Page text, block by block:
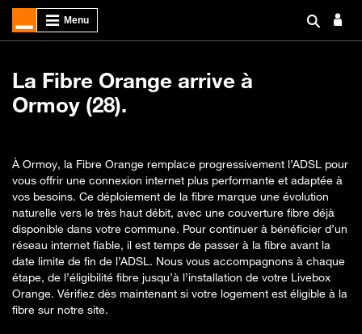
La Fibre Orange arrive à
Ormoy (28).
À Ormoy, la Fibre Orange remplace progressivement l’ADSL pour
vous offrir une connexion internet plus performante et adaptée à
vos besoins. Ce déploiement de la fibre marque une évolution
naturelle vers le très haut débit, avec une couverture fibre déjà
disponible dans votre commune. Pour continuer à bénéficier d’un
réseau internet fiable, il est temps de passer à la fibre avant la
date limite de fin de l’ADSL. Nous vous accompagnons à chaque
étape, de l’éligibilité fibre jusqu’à l’installation de votre Livebox
Orange. Vérifiez dès maintenant si votre logement est éligible à la
fibre sur notre site.